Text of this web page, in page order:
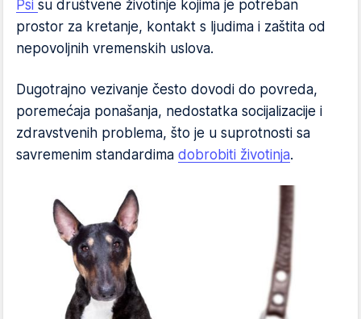
Psi su društvene životinje kojima je potreban
prostor za kretanje, kontakt s ljudima i zaštita od
nepovoljnih vremenskih uslova.
Dugotrajno vezivanje često dovodi do povreda,
poremećaja ponašanja, nedostatka socijalizacije i
zdravstvenih problema, što je u suprotnosti sa
savremenim standardima dobrobiti životinja.